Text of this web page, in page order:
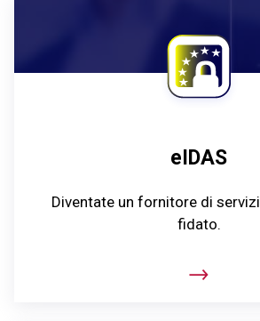
eIDAS
Diventate un fornitore di
fidato.